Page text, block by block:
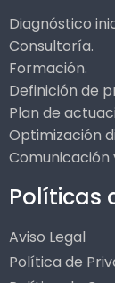
Diagnóstico
Consultoría.
Formación.
Definición de
Plan de
Optimización
Comunicación
Políticas
Aviso Legal
Política de